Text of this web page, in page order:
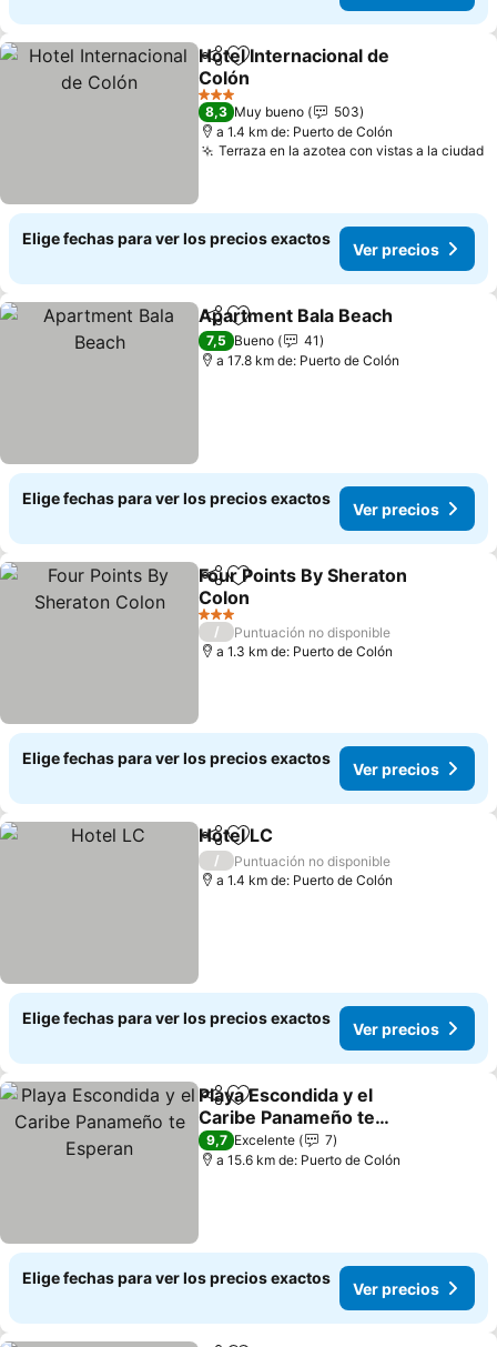
CompartirAgregar a favoritos
Hotel Internacional de
Colón
3 Estrellas
8,3 Muy bueno
503
a 1.4 km de: Puerto de Colón
Terraza en la azotea con vistas a la ciudad
Elige fechas para ver los precios exactos
Ver precios
CompartirAgregar a favoritos
Apartment Bala Beach
7,5 Bueno
41
a 17.8 km de: Puerto de Colón
Elige fechas para ver los precios exactos
Ver precios
CompartirAgregar a favoritos
Four Points By Sheraton
Colon
3 Estrellas
/
Puntuación no disponible
a 1.3 km de: Puerto de Colón
Elige fechas para ver los precios exactos
Ver precios
CompartirAgregar a favoritos
Hotel LC
/
Puntuación no disponible
a 1.4 km de: Puerto de Colón
Elige fechas para ver los precios exactos
Ver precios
CompartirAgregar a favoritos
Playa Escondida y el
Caribe Panameño te
Esperan
9,7 Excelente
7
a 15.6 km de: Puerto de Colón
Elige fechas para ver los precios exactos
Ver precios